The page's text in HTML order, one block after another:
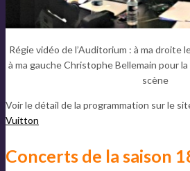
Régie vidéo de l’Auditorium : à ma droite
à ma gauche Christophe Bellemain pour
scène
Voir le détail de la programmation sur le
Vuitton
Concerts de la saison